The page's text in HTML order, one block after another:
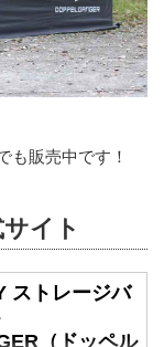
も販売中です！
イト
ストレージバ
（ドッペル